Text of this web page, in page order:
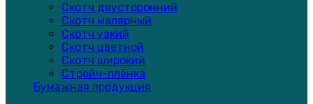
Скотч двусторонний
Скотч малярный
Скотч узкий
Скотч цветной
Скотч широкий
Стрейч-плёнка
Бумажная продукция